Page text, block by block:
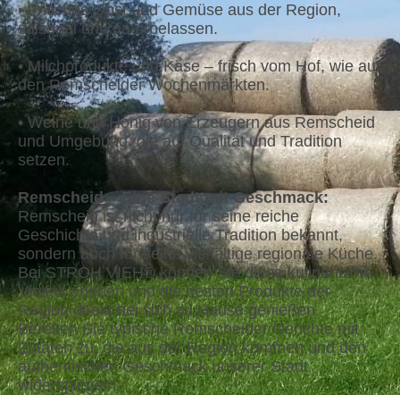
• Frisches Obst und Gemüse aus der Region,
saisonal und naturbelassen.
• Milchprodukte und Käse – frisch vom Hof, wie auf
den Remscheider Wochenmärkten.
• Weine und Honig von Erzeugern aus Remscheid
und Umgebung, die auf Qualität und Tradition
setzen.
Remscheid – Eine Stadt mit Geschmack:
Remscheid ist nicht nur für seine reiche
Geschichte und industrielle Tradition bekannt,
sondern auch für seine vielfältige regionale Küche.
Bei STROH VIEH® können Sie diese kulinarische
Vielfalt erleben und die besten Produkte der
Region direkt bei sich zu Hause genießen.
Bereiten Sie typische Remscheider Gerichte mit
Zutaten zu, die aus der Region kommen und den
authentischen Geschmack unserer Stadt
widerspiegeln.